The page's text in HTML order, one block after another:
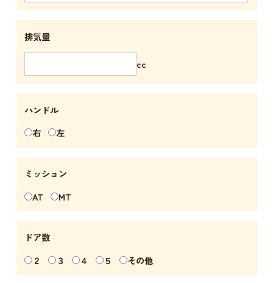
排気量
cc
ハンドル
右
左
ミッション
AT
MT
ドア数
２
３ ４ ５ その他